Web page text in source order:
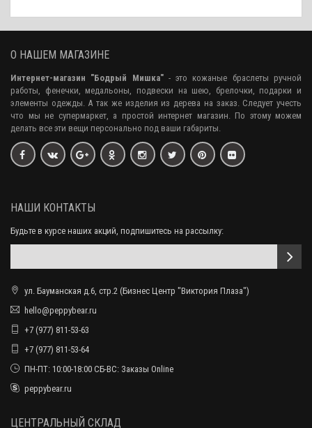
О НАШЕМ МАГАЗИНЕ
Интернет-магазин "Бодрый Мишка"- это кожаные браслеты ручной
работы, фенечки, медальоны, подвески на шею, брелочки, подарки и
элементы одежды. А так же изделия из дерева на заказ. Следует учесть
что мы не супермаркет, а простой интернет магазин. По этому можем
делать все эти вещи персонально под ваши габариты.
НАШИ КОНТАКТЫ
Будьте в курсе наших акций, подпишитесь на рассылку:
ул. Бауманская д.6, стр.2 (Бизнес Центр "Виктория Плаза")
hello@peppybear.ru
+7 (977) 811-53-63
+7 (977) 811-53-64
ПН-ПТ: 10:00-18:00 СБ-ВС: Заказы Online
peppybear.ru
ЦЕНТРАЛЬНЫЙ СКЛАД